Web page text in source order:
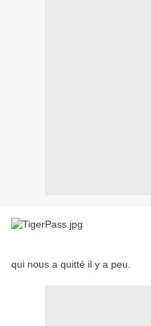
qui nous a quitté il y a peu.